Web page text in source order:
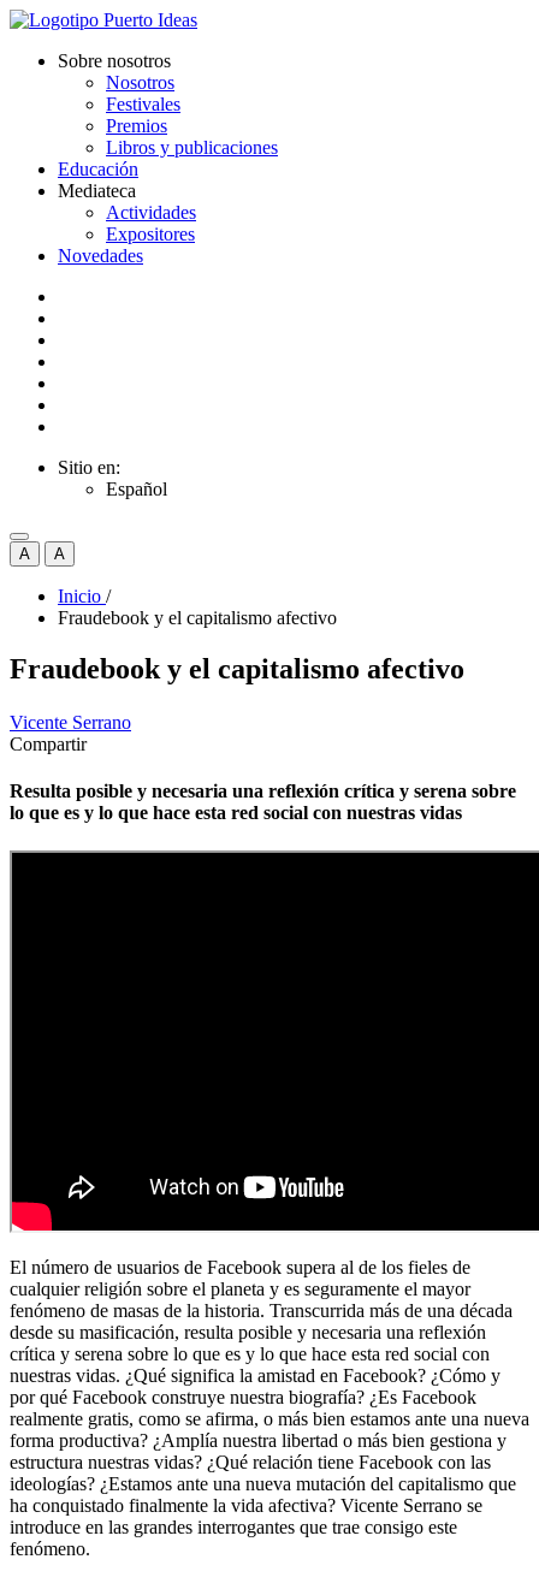
Sobre nosotros
Nosotros
Festivales
Premios
Libros y publicaciones
Educación
Mediateca
Actividades
Expositores
Novedades
Sitio en:
Español
A A
Inicio /
Fraudebook y el capitalismo afectivo
Fraudebook y el capitalismo afectivo
Vicente Serrano
Compartir
Resulta posible y necesaria una reflexión crítica y serena sobre
lo que es y lo que hace esta red social con nuestras vidas
El número de usuarios de Facebook supera al de los fieles de
cualquier religión sobre el planeta y es seguramente el mayor
fenómeno de masas de la historia. Transcurrida más de una década
desde su masificación, resulta posible y necesaria una reflexión
crítica y serena sobre lo que es y lo que hace esta red social con
nuestras vidas. ¿Qué significa la amistad en Facebook? ¿Cómo y
por qué Facebook construye nuestra biografía? ¿Es Facebook
realmente gratis, como se afirma, o más bien estamos ante una nueva
forma productiva? ¿Amplía nuestra libertad o más bien gestiona y
estructura nuestras vidas? ¿Qué relación tiene Facebook con las
ideologías? ¿Estamos ante una nueva mutación del capitalismo que
ha conquistado finalmente la vida afectiva? Vicente Serrano se
introduce en las grandes interrogantes que trae consigo este
fenómeno.